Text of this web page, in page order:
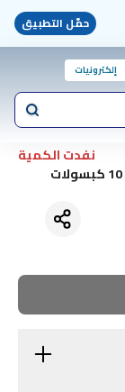
حمّل التطبيق
إلكترونيات
نفدت الكمية